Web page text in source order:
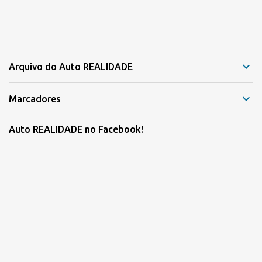
Arquivo do Auto REALIDADE
Marcadores
Auto REALIDADE no Facebook!